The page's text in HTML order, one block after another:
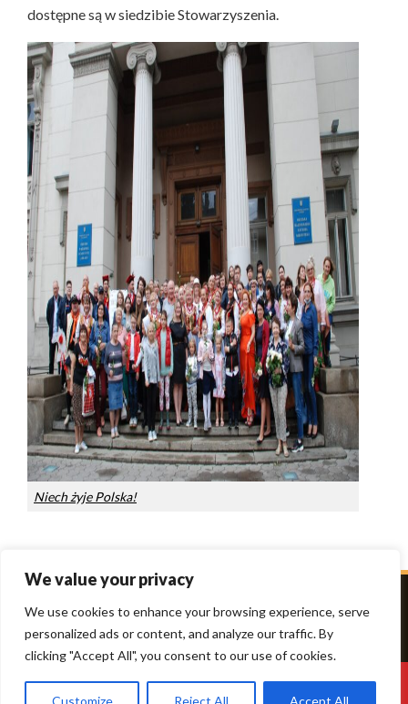
We value your privacy
We use cookies to enhance your browsing experience, serve
personalized ads or content, and analyze our traffic. By
clicking "Accept All", you consent to our use of cookies.
Customize Reject All Accept All
dostępne są w siedzibie Stowarzyszenia.
Niech żyje Polska!
Theme Designed by IndiThemes|Copyright © 2026 Polacy